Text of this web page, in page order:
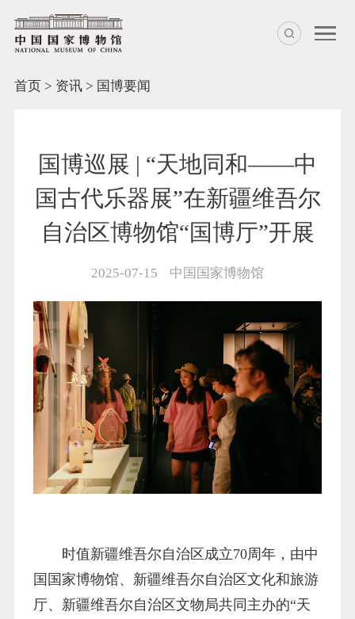
首页> 资讯> 国博要闻
国博巡展 | “天地同和——中
国古代乐器展”在新疆维吾尔
自治区博物馆“国博厅”开展
2025-07-15 中国国家博物馆
时值新疆维吾尔自治区成立70周年，由中
国国家博物馆、新疆维吾尔自治区文化和旅游
厅、新疆维吾尔自治区文物局共同主办的“天